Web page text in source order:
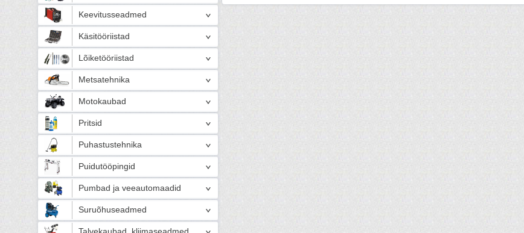
Keevitusseadmed
Käsitööriistad
Lõiketööriistad
Metsatehnika
Motokaubad
Pritsid
Puhastustehnika
Puidutööpingid
Pumbad ja veeautomaadid
Suruõhuseadmed